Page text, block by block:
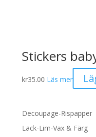
Stickers
kr35.00 Läs mer
Decoupage-Rispapper
Lack-Lim-Vax & Färg